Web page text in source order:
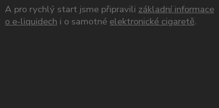
A pro rychlý start jsme připravili základní informace
o e-liquidech i o samotnéelektronické cigaretě.